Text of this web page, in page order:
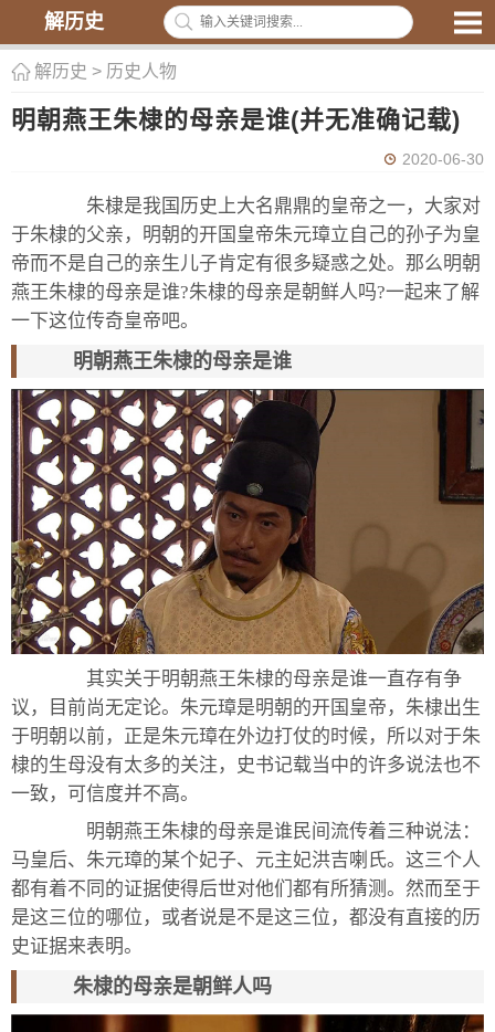
解历史
解历史 > 历史人物
明朝燕王朱棣的母亲是谁(并无准确记载)
2020-06-30
朱棣是我国历史上大名鼎鼎的皇帝之一，大家对
于朱棣的父亲，明朝的开国皇帝朱元璋立自己的孙子为皇
帝而不是自己的亲生儿子肯定有很多疑惑之处。那么明朝
燕王朱棣的母亲是谁?朱棣的母亲是朝鲜人吗?一起来了解
一下这位传奇皇帝吧。
明朝燕王朱棣的母亲是谁
其实关于明朝燕王朱棣的母亲是谁一直存有争
议，目前尚无定论。朱元璋是明朝的开国皇帝，朱棣出生
于明朝以前，正是朱元璋在外边打仗的时候，所以对于朱
棣的生母没有太多的关注，史书记载当中的许多说法也不
一致，可信度并不高。
明朝燕王朱棣的母亲是谁民间流传着三种说法：
马皇后、朱元璋的某个妃子、元主妃洪吉喇氏。这三个人
都有着不同的证据使得后世对他们都有所猜测。然而至于
是这三位的哪位，或者说是不是这三位，都没有直接的历
史证据来表明。
朱棣的母亲是朝鲜人吗